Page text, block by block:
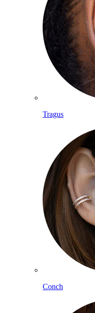
Tragus
Conch